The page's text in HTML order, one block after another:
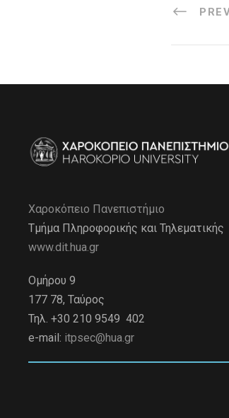
Χαροκόπειο Πανεπιστήμιο
Τμήμα Πληροφορικής και Τηλεματικής
www.dit.hua.gr
Ομήρου 9
177 78, Ταύρος
Τηλ. +30 210 9549 402
e-mail: itpsec@hua.gr